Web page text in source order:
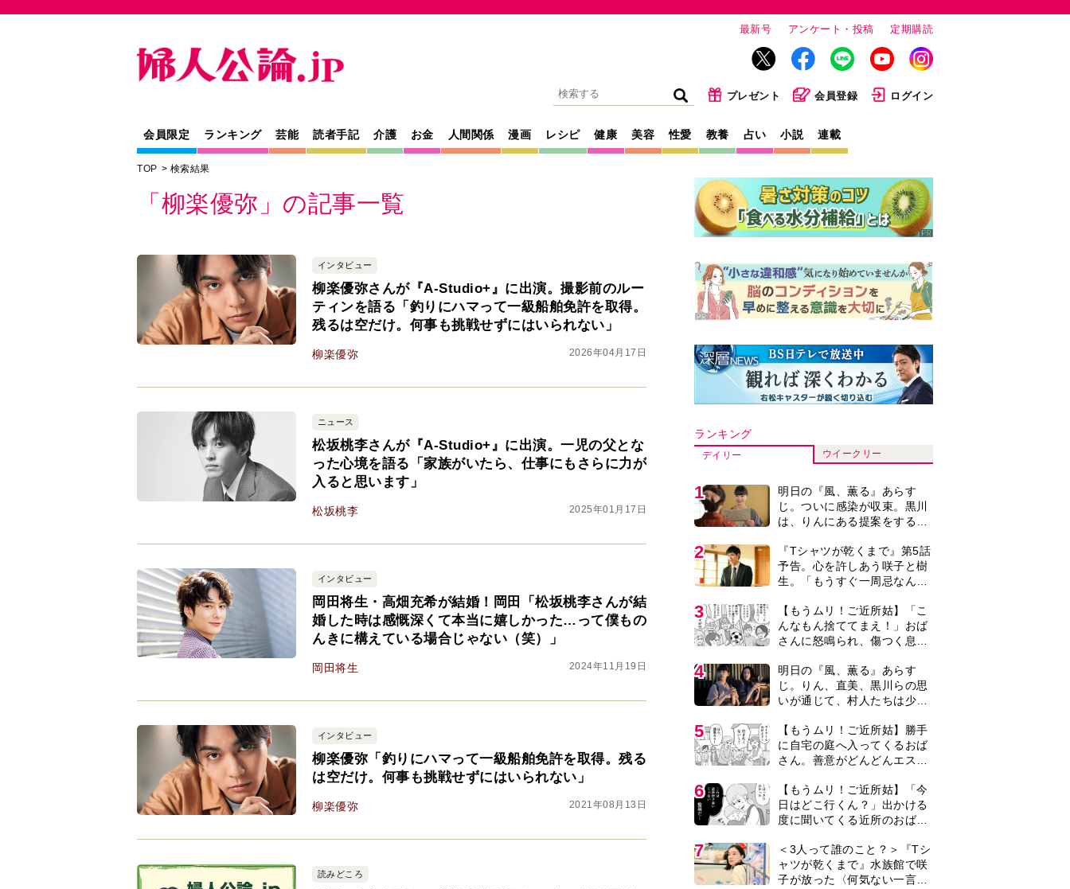
最新号 アンケート・投稿 定期購読
プレゼント 会員登録 ログイン
会員限定 ランキング 芸能 読者手記 介護 お金 人間関係 漫画 レシピ 健康 美容 性愛 教養 占い 小説 連載
TOP 検索結果
「柳楽優弥」の記事一覧
インタビュー
柳楽優弥さんが『A-Studio+』に出演。撮影前のルー
ティンを語る「釣りにハマって一級船舶免許を取得。
残るは空だけ。何事も挑戦せずにはいられない」
柳楽優弥 2026年04月17日
ニュース
松坂桃李さんが『A-Studio+』に出演。一児の父とな
った心境を語る「家族がいたら、仕事にもさらに力が
入ると思います」
松坂桃李 2025年01月17日
インタビュー
岡田将生・高畑充希が結婚！岡田「松坂桃李さんが結
婚した時は感慨深くて本当に嬉しかった…って僕もの
んきに構えている場合じゃない（笑）」
岡田将生 2024年11月19日
インタビュー
柳楽優弥「釣りにハマって一級船舶免許を取得。残る
は空だけ。何事も挑戦せずにはいられない」
柳楽優弥 2021年08月13日
読みどころ
ランキング
デイリー ウイークリー
1
明日の『風、薫る』あらす
じ。ついに感染が収束。黒川
は、りんにある提案をする＜
2
『Tシャツが乾くまで』第5話
予告。心を許しあう咲子と樹
生。「もうすぐ一周忌なんで
レあり＞
3
【もうムリ！ご近所姑】「こ
んなもん捨ててまえ！」おば
さんに怒鳴られ、傷つく息
【第3話】
4
明日の『風、薫る』あらす
じ。りん、直美、黒川らの思
いが通じて、村人たちは少し
バレあり＞
5
【もうムリ！ご近所姑】勝手
に自宅の庭へ入ってくるおば
さん。善意がどんどんエスカ
6
【もうムリ！ご近所姑】「今
日はどこ行くん？」出かける
度に聞いてくる近所のおばさ
まり…【第1話】
7
＜3人って誰のこと？＞『Tシ
ャツが乾くまで』水族館で咲
子が放った〈何気ない一言〉